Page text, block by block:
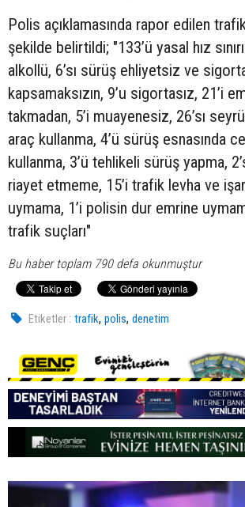
Polis açıklamasında rapor edilen
şekilde belirtildi; "133’ü yasal hız
alkollü, 6’sı sürüş ehliyetsiz ve
kapsamaksızın, 9’u sigortasız, 21’i
takmadan, 5’i muayenesiz, 26’sı
araç kullanma, 4’ü sürüş esnasında
kullanma, 3’ü tehlikeli sürüş yapma,
riayet etmeme, 15’i trafik levha ve
uymama, 1’i polisin dur emrine
trafik suçları"
Bu haber toplam 790 defa okunmuştur
Etiketler : trafik,polis,denetim